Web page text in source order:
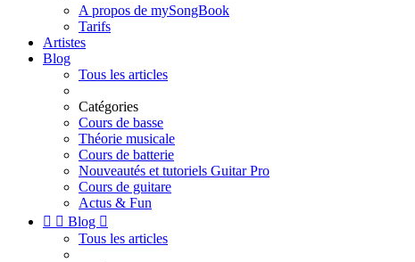
A propos de mySongBook
Tarifs
Artistes
Blog
Tous les articles
Catégories
Cours de basse
Théorie musicale
Cours de batterie
Nouveautés et tutoriels Guitar Pro
Cours de guitare
Actus & Fun
  Blog 
Tous les articles